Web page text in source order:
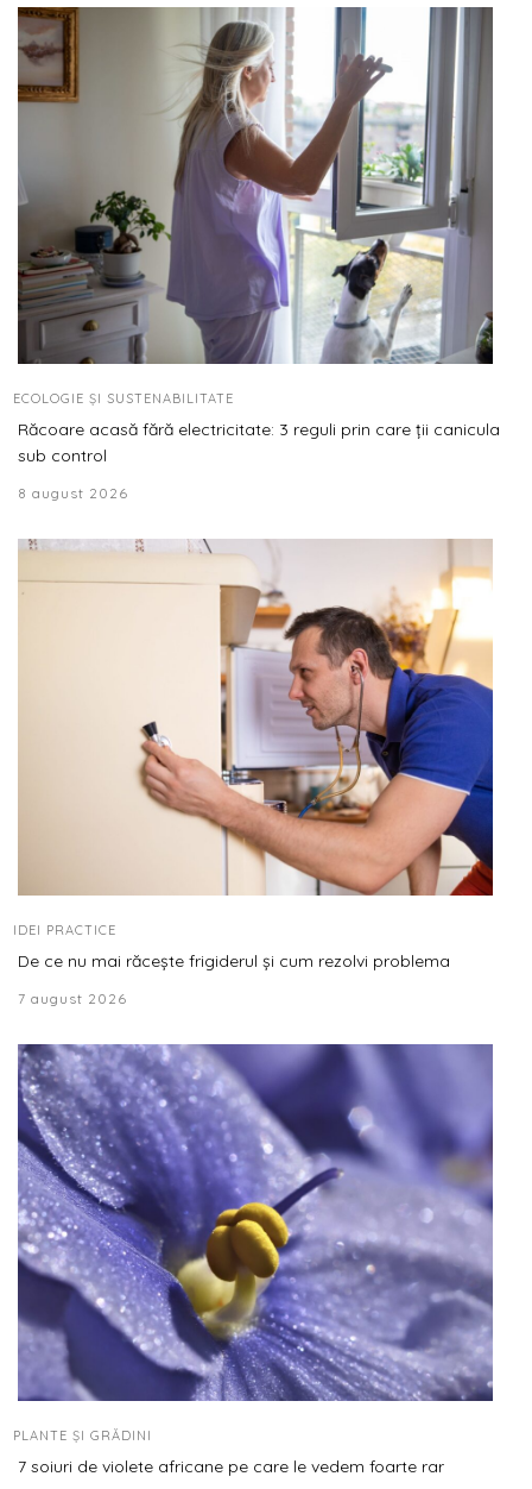
ECOLOGIE ȘI SUSTENABILITATE
Răcoare acasă fără electricitate: 3 reguli prin care ții canicula
sub control
8 august 2026
IDEI PRACTICE
De ce nu mai răcește frigiderul și cum rezolvi problema
7 august 2026
PLANTE ȘI GRĂDINI
7 soiuri de violete africane pe care le vedem foarte rar